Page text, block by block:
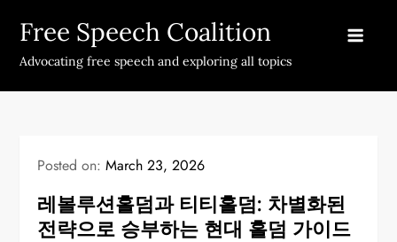
content
Free Speech Coalition
Advocating free speech and exploring all topics
Posted on:March 23, 2026
레볼루션홀덤과 티티홀덤: 차별화된
전략으로 승부하는 현대 홀덤 가이드